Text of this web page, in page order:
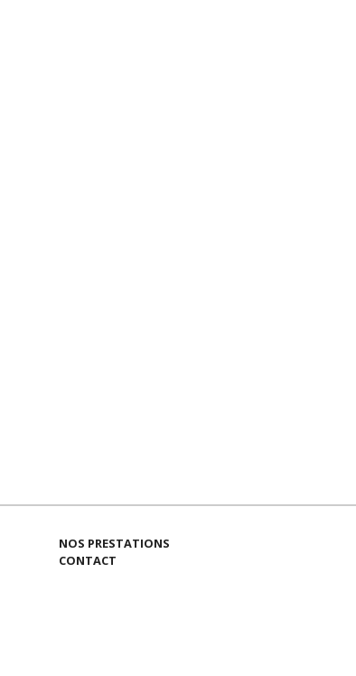
NOS PRESTATIONS
CONTACT